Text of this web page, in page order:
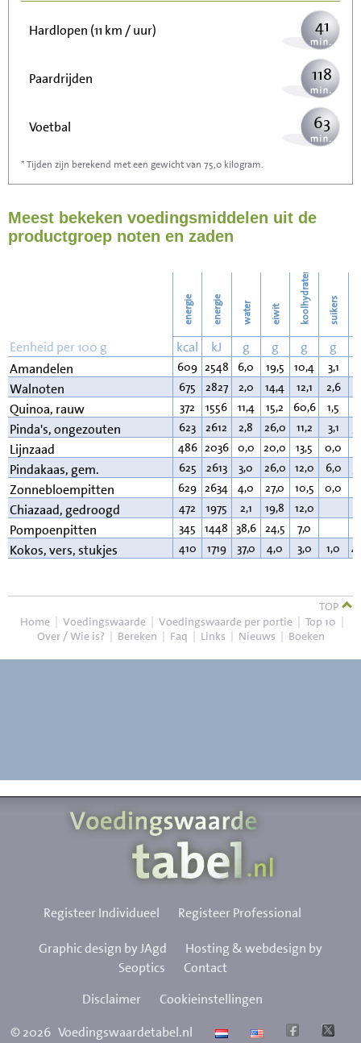
Hardlopen (11 km / uur) 41
Paardrijden 118
Voetbal 63
Stofzuigen
Strijken 206
236
* Tijden zijn berekend met een gewicht van 75,0 kilogram.
Meest bekeken voedingsmiddelen uit de
productgroep noten en zaden
energie energie water eiwit koolhydraten suikers
Eenheid per 100 g kcal kJ g g g g
Amandelen
609 2548 6,0 19,5 10,4 3,1
Walnoten 675 2827 2,0 14,4 12,1 2,6
Quinoa, rauw 372 1556 11,4 15,2 60,6 1,5
Pinda's, ongezouten 623 2612 2,8 26,0 11,2 3,1
Lijnzaad 486 2036 0,0 20,0 13,5 0,0
Pindakaas, gem. 625 2613 3,0 26,0 12,0 6,0
Zonnebloempitten 629 2634 4,0 27,0 10,5 0,0
Chiazaad, gedroogd 472 1975 2,1 19,8 12,0
Pompoenpitten 345 1448 38,6 24,5 7,0
Kokos, vers, stukjes 410 1719 37,0 4,0 3,0 1,0
TOP
Home | Voedingswaarde | Voedingswaarde per portie | Top 10 |
Over / Wie is? | Bereken | Faq | Links | Nieuws | Boeken
Registeer Individueel Registeer Professional
Graphic design by JAgd
Hosting & webdesign by
Seoptics
Contact
Disclaimer
Cookieinstellingen
©2026 Voedingswaardetabel.nl